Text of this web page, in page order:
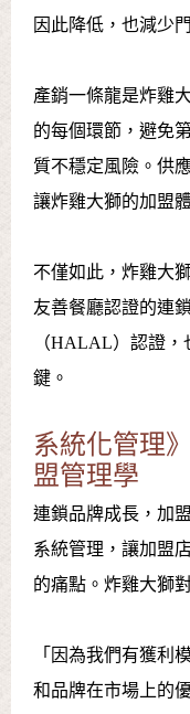
因此降低，也減少
產銷一條龍是炸雞
的每個環節，避免
質不穩定風險。供
讓炸雞大獅的加盟
不僅如此，炸雞大
友善餐廳認證的連
（HALAL）認證
鍵。
系統化管理
盟管理學
連鎖品牌成長，加
系統管理，讓加盟
的痛點。炸雞大獅
「因為我們有獲利
和品牌在市場上的